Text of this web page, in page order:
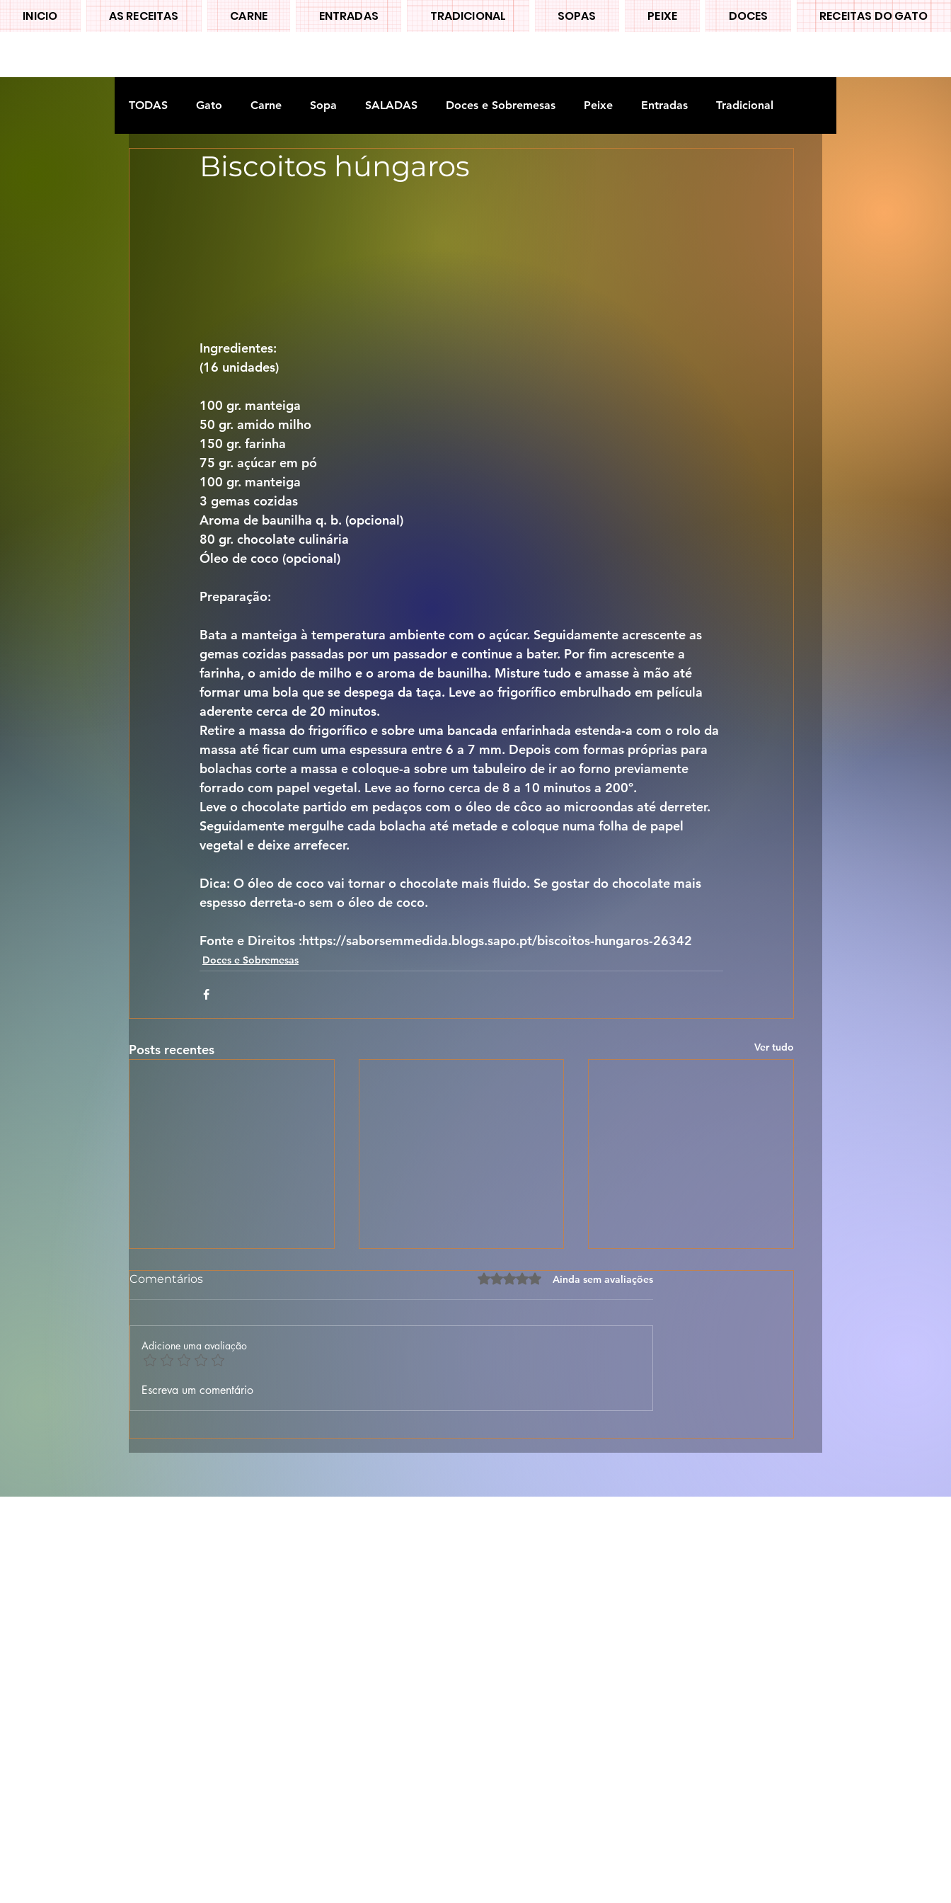
INICIO AS RECEITAS CARNE ENTRADAS TRADICIONAL SOPAS PEIXE DOCES RECEITAS DO GATO
TODAS Gato Carne Sopa SALADAS Doces e Sobremesas Peixe Entradas Tradicional
Doces tradiconais FRUTAS Legumes
Biscoitos húngaros
Ingredientes:
(16 unidades)
100 gr. manteiga
50 gr. amido milho
150 gr. farinha
75 gr. açúcar em pó
100 gr. manteiga
3 gemas cozidas
Aroma de baunilha q. b. (opcional)
80 gr. chocolate culinária
Óleo de coco (opcional)
Preparação:
Bata a manteiga à temperatura ambiente com o açúcar. Seguidamente acrescente as
gemas cozidas passadas por um passador e continue a bater. Por fim acrescente a
farinha, o amido de milho e o aroma de baunilha. Misture tudo e amasse à mão até
formar uma bola que se despega da taça. Leve ao frigorífico embrulhado em película
aderente cerca de 20 minutos.
Retire a massa do frigorífico e sobre uma bancada enfarinhada estenda-a com o rolo da
massa até ficar cum uma espessura entre 6 a 7 mm. Depois com formas próprias para
bolachas corte a massa e coloque-a sobre um tabuleiro de ir ao forno previamente
forrado com papel vegetal. Leve ao forno cerca de 8 a 10 minutos a 200º.
Leve o chocolate partido em pedaços com o óleo de côco ao microondas até derreter.
Seguidamente mergulhe cada bolacha até metade e coloque numa folha de papel
vegetal e deixe arrefecer.
Dica: O óleo de coco vai tornar o chocolate mais fluido. Se gostar do chocolate mais
espesso derreta-o sem o óleo de coco.
Fonte e Direitos :https://saborsemmedida.blogs.sapo.pt/biscoitos-hungaros-26342
Doces e Sobremesas
Posts recentes Ver tudo
🍮✨ Baba de Camelo –
Portuguesa 🇵🇹
Comentários Avaliado com 0 de 5 estrelas.
Ainda sem avaliações
Adicione uma avaliação
Escreva um comentário